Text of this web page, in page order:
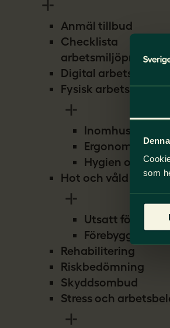
som
Anmäl tillbud
Checklista
arbetsmiljöproblem
Digital arbetsmiljö
Fysisk arbetsmiljö
Inomhusmiljö
Ergonomi
Hygien och
Hot och våld
Utsatt för hot
Förebygg hot
Rehabilitering
Riskbedömning
Skyddsombud
Stress och